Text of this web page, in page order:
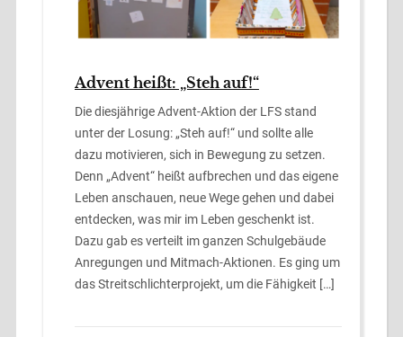
Advent heißt: „Steh auf!“
Die diesjährige Advent-Aktion der LFS stand
unter der Losung: „Steh auf!“ und sollte alle
dazu motivieren, sich in Bewegung zu setzen.
Denn „Advent“ heißt aufbrechen und das eigene
Leben anschauen, neue Wege gehen und dabei
entdecken, was mir im Leben geschenkt ist.
Dazu gab es verteilt im ganzen Schulgebäude
Anregungen und Mitmach-Aktionen. Es ging um
das Streitschlichterprojekt, um die Fähigkeit […]